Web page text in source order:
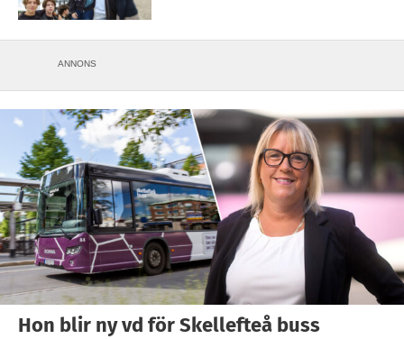
ANNONS
Hon blir ny vd för Skellefteå buss